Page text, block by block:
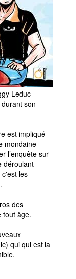
Leduc
son
est impliqué
mondaine
l’enquête sur
déroulant
les
des
tout âge.
qui qui est la